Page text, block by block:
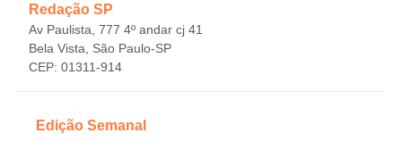
Redação SP
Av Paulista, 777 4º andar cj 41
Bela Vista, São Paulo-SP
CEP: 01311-914
Edição Semanal